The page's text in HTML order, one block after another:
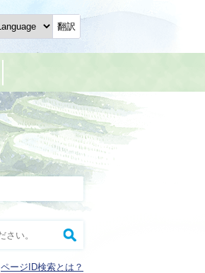
翻訳
ページID検索とは？